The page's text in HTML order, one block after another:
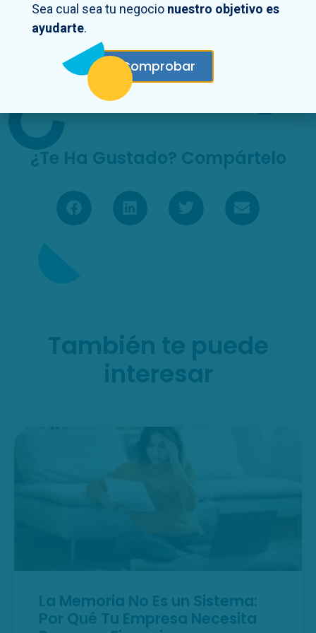
Para gastos de servicios o bienes de
autoconsumo
Operaciones de
u operaciones similares.
¿Te Ha Gustado? Compártelo
También te puede
interesar
La Memoria No Es un Sistema:
Por Qué Tu Empresa Necesita
Sea cual sea tu negocio nuestro objetivo es
ayudarte.
Comprobar